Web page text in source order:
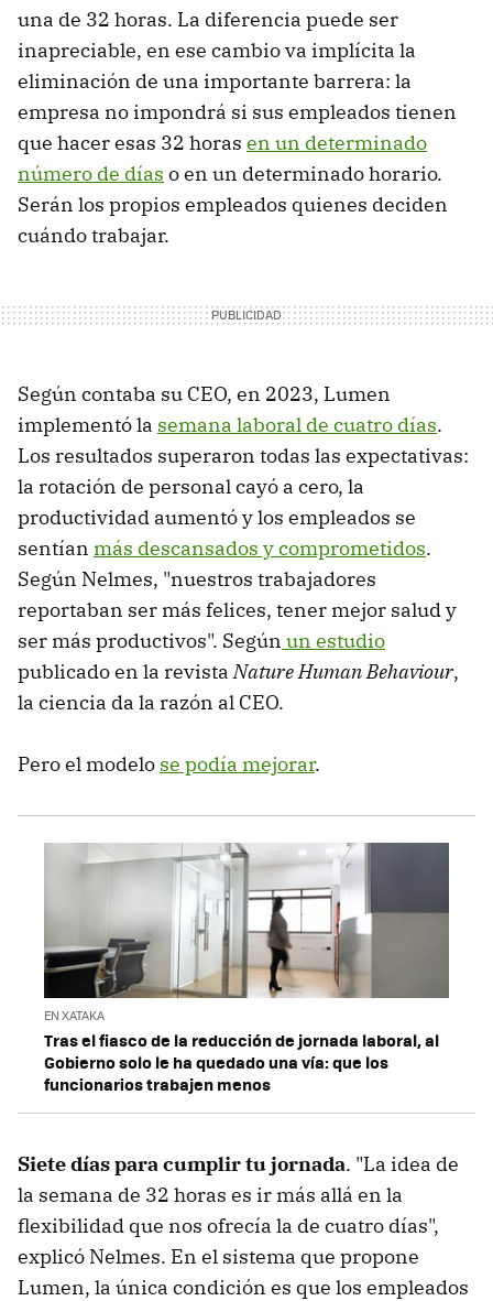
una de 32 horas. La diferencia puede ser
inapreciable, en ese cambio va implícita la
eliminación de una importante barrera: la
empresa no impondrá si sus empleados tienen
que hacer esas 32 horas en un determinado
número de días o en un determinado horario.
Serán los propios empleados quienes deciden
cuándo trabajar.
Según contaba su CEO, en 2023, Lumen
implementó la semana laboral de cuatro días.
Los resultados superaron todas las expectativas:
la rotación de personal cayó a cero, la
productividad aumentó y los empleados se
sentían más descansados y comprometidos.
Según Nelmes, "nuestros trabajadores
reportaban ser más felices, tener mejor salud y
ser más productivos". Según un estudio
publicado en la revistaNature Human Behaviour,
la ciencia da la razón al CEO.
Pero el modelo se podía mejorar.
EN XATAKA
Tras el fiasco de la reducción de jornada laboral, al
Gobierno solo le ha quedado una vía: que los
funcionarios trabajen menos
Siete días para cumplir tu jornada. "La idea de
la semana de 32 horas es ir más allá en la
flexibilidad que nos ofrecía la de cuatro días",
explicó Nelmes. En el sistema que propone
Lumen, la única condición es que los empleados